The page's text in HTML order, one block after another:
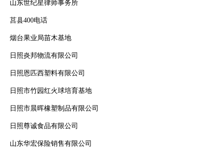
山东世纪星律师事务所
莒县400电话
烟台果业局苗木基地
日照炎邦物流有限公司
日照恩匹西塑料有限公司
日照市竹园红火球培育基地
日照市晨晖橡塑制品有限公司
日照尊诚食品有限公司
山东华宏保险销售有限公司